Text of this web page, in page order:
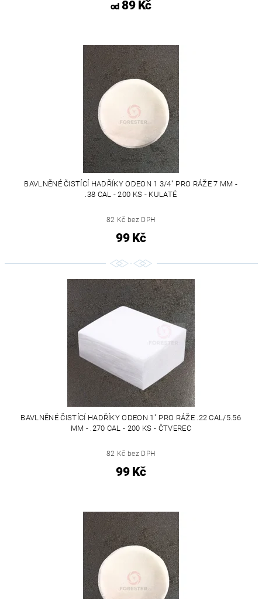
od89 Kč
BAVLNĚNÉ ČISTÍCÍ HADŘÍKY ODEON 1 3/4" PRO RÁŽE 7 MM -
.38 CAL - 200 KS - KULATÉ
82 Kč bez DPH
99 Kč
BAVLNĚNÉ ČISTÍCÍ HADŘÍKY ODEON 1" PRO RÁŽE .22 CAL/5.56
MM - .270 CAL - 200 KS - ČTVEREC
82 Kč bez DPH
99 Kč